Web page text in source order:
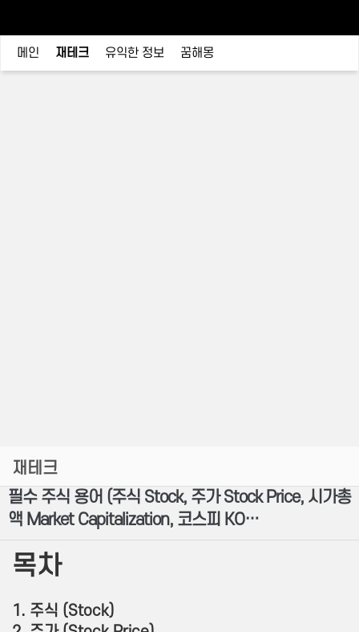
메인 재테크 유익한 정보 꿈해몽
재테크
필수 주식 용어 (주식 Stock, 주가 Stock Price, 시가총
액 Market Capitalization, 코스피 KO…
목차
1. 주식 (Stock)